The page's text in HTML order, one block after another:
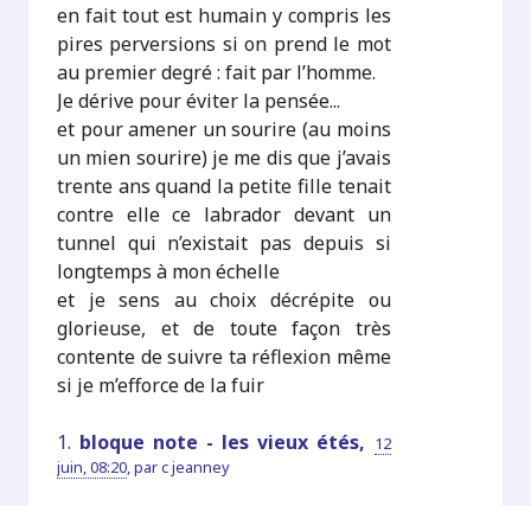
en fait tout est humain y compris les
pires perversions si on prend le mot
au premier degré : fait par l’homme.
Je dérive pour éviter la pensée...
et pour amener un sourire (au moins
un mien sourire) je me dis que j’avais
trente ans quand la petite fille tenait
contre elle ce labrador devant un
tunnel qui n’existait pas depuis si
longtemps à mon échelle
et je sens au choix décrépite ou
glorieuse, et de toute façon très
contente de suivre ta réflexion même
si je m’efforce de la fuir
1. bloque note - les vieux étés, 12
juin, 08:20 ,parc jeanney